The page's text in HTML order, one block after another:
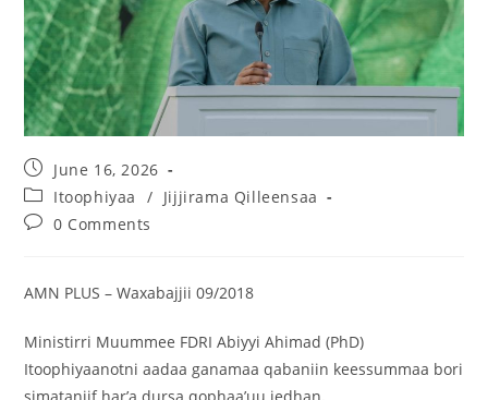
June 16, 2026
Itoophiyaa
/ Jijjirama Qilleensaa
0 Comments
‎AMN PLUS – Waxabajjii 09/2018
Ministirri Muummee FDRI Abiyyi Ahimad (PhD)
Itoophiyaanotni aadaa ganamaa qabaniin keessummaa bori